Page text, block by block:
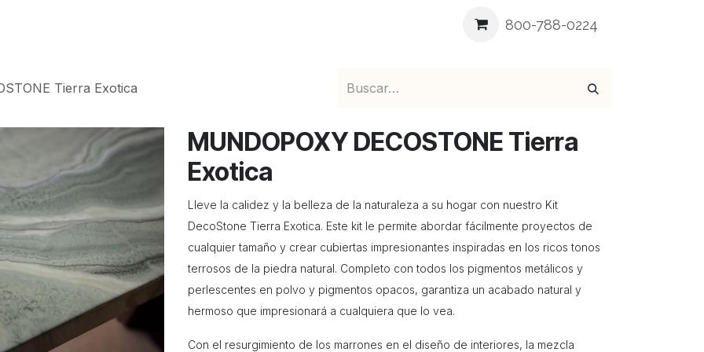
Contáctenos 800-788-0224
Tierra Exotica
MUNDOPOXY DECOSTONE Tierra
Exotica
Lleve la calidez y la belleza de la naturaleza a su hogar con nuestro Kit
DecoStone Tierra Exotica. Este kit le permite abordar fácilmente proyectos de
cualquier tamaño y crear cubiertas impresionantes inspiradas en los ricos tonos
terrosos de la piedra natural. Completo con todos los pigmentos metálicos y
perlescentes en polvo y pigmentos opacos, garantiza un acabado natural y
hermoso que impresionará a cualquiera que lo vea.
Con el resurgimiento de los marrones en el diseño de interiores, la mezcla